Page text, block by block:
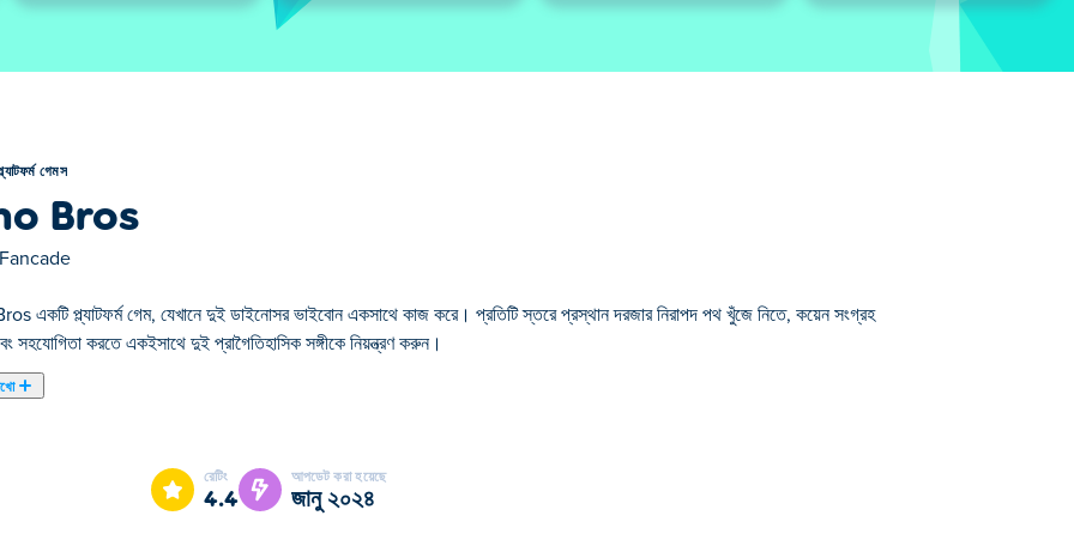
গেমস
Bros
Fancade
একটি প্ল্যাটফর্ম গেম, যেখানে দুই ডাইনোসর ভাইবোন একসাথে কাজ করে। প্রতিটি স্তরে প্রস্থান দরজার নিরাপদ পথ খুঁজে নিতে, কয়েন সংগ্রহ
সহযোগিতা করতে একইসাথে দুই প্রাগৈতিহাসিক সঙ্গীকে নিয়ন্ত্রণ করুন।
সংগ্রহ করে এবং প্রস্থান খুঁজে বের করার মাধ্যমে দুই ডাইনোসর ভাইকে নেভিগেট করতে হবে! এই অবিচ্ছেদ্য ভাইবোন সবসময় একে অপরের সাথে
রেটিং
4.4
আপডেট করা হয়েছে
জানু ২০২৪